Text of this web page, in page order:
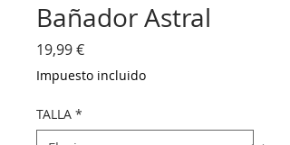
Bañador Astral
19,99 €Precio
Impuesto incluido
TALLA *